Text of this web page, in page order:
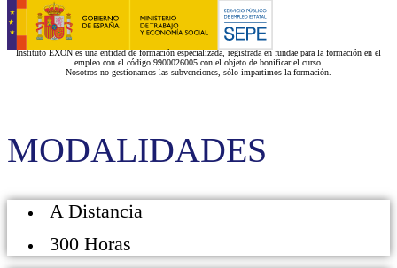
Instituto EXON es una entidad de formación especializada, registrada en fundae para la formación en el
empleo con el código 9900026005 con el objeto de bonificar el curso.
Nosotros no gestionamos las subvenciones, sólo impartimos la formación.
MODALIDADES
A Distancia
300 Horas